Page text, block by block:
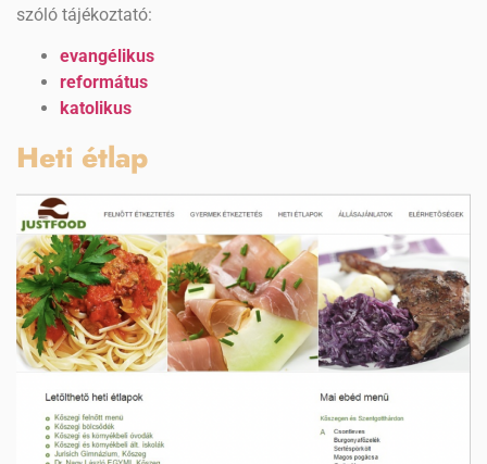
szóló tájékoztató:
evangélikus
református
katolikus
Heti étlap